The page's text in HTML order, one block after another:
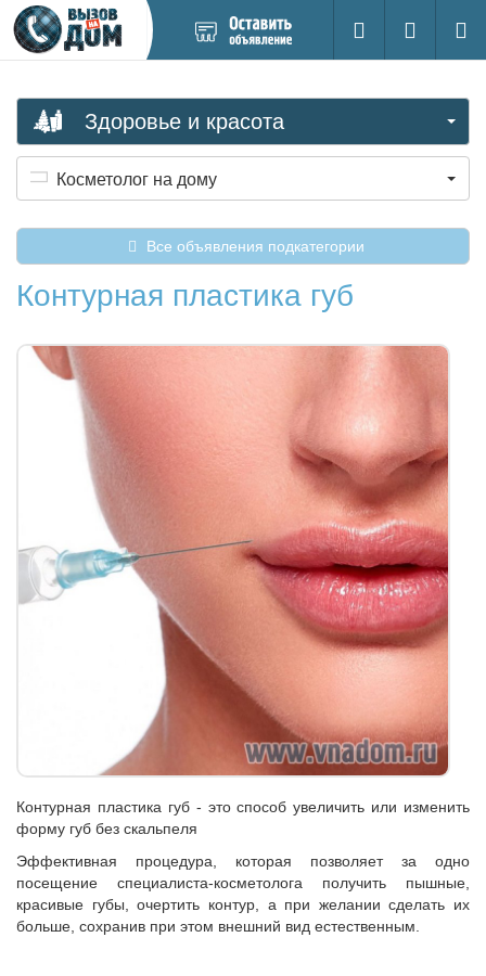
новое
Поиск
Вход на
Здоровье и красота
Косметолог на дому
Все объявления подкатегории
Контурная пластика губ
Контурная пластика губ - это способ увеличить или изменить
форму губ без скальпеля
Эффективная процедура, которая позволяет за одно
посещение специалиста-косметолога получить пышные,
красивые губы, очертить контур, а при желании сделать их
больше, сохранив при этом внешний вид естественным.